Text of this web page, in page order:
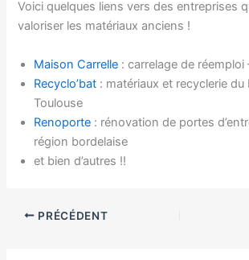
Voici quelques liens vers des entreprises
valoriser les matériaux anciens !
Maison Carrelle : carrelage de réemploi
Recyclo’bat : matériaux et recyclerie du
Toulouse
Renoporte : rénovation de portes
région bordelaise
et bien d’autres !!
PRÉCÉDENT